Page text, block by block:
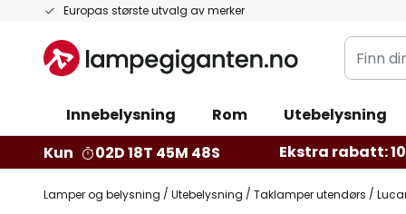
Europas største utvalg av merker
Hopp
innhold
Finn
din
Innebelysning Rom Utebelysning
Kun
02D 18T 45M 47S Ekstra rabatt: 10
Lamper og belysning Utebelysning Taklamper utendørs